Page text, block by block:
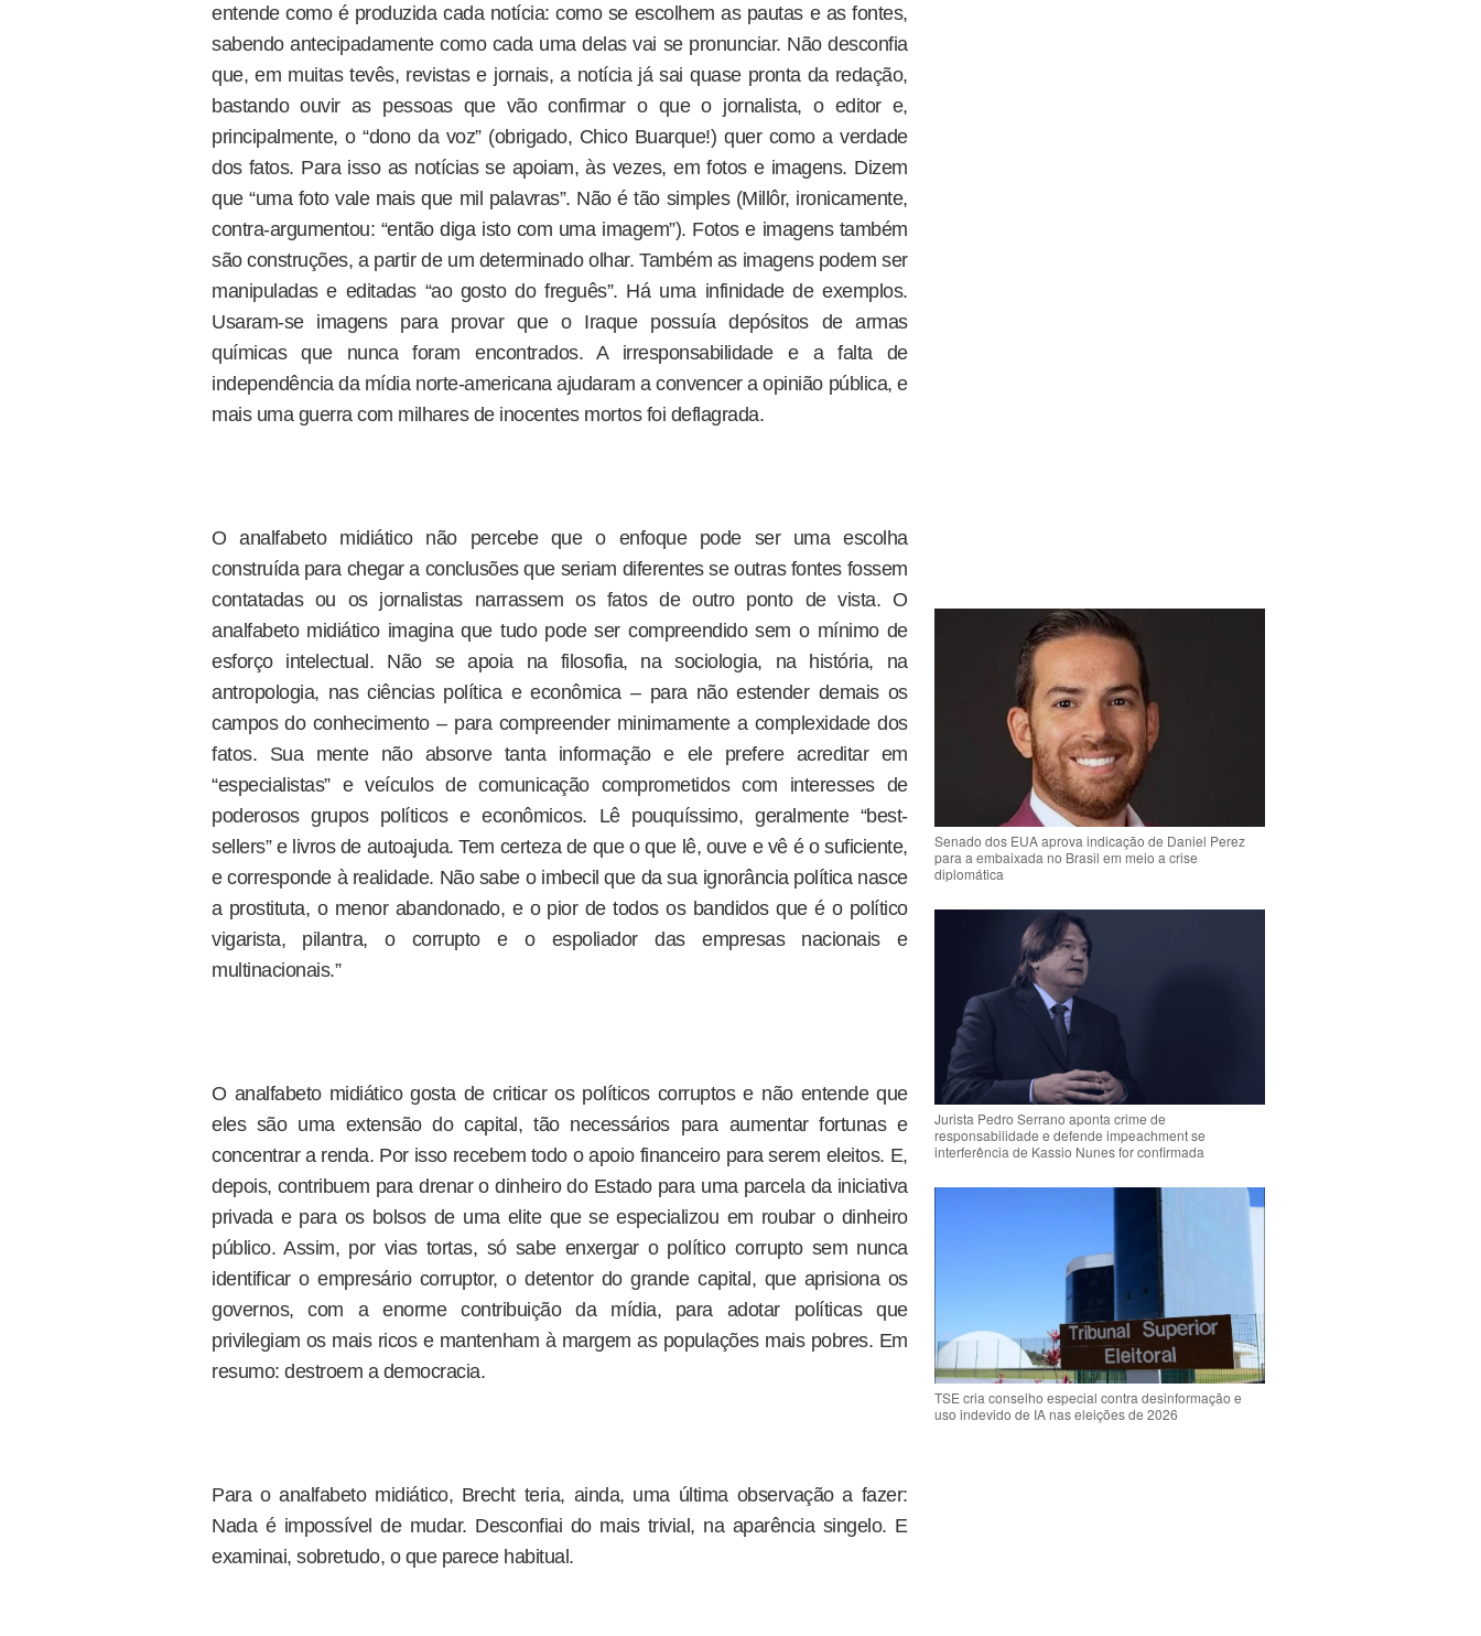
entende como é produzida cada notícia: como se escolhem as pautas e as fontes,
sabendo antecipadamente como cada uma delas vai se pronunciar. Não desconfia
que, em muitas tevês, revistas e jornais, a notícia já sai quase pronta da redação,
bastando ouvir as pessoas que vão confirmar o que o jornalista, o editor e,
principalmente, o “dono da voz” (obrigado, Chico Buarque!) quer como a verdade
dos fatos. Para isso as notícias se apoiam, às vezes, em fotos e imagens. Dizem
que “uma foto vale mais que mil palavras”. Não é tão simples (Millôr, ironicamente,
contra-argumentou: “então diga isto com uma imagem”). Fotos e imagens também
são construções, a partir de um determinado olhar. Também as imagens podem ser
manipuladas e editadas “ao gosto do freguês”. Há uma infinidade de exemplos.
Usaram-se imagens para provar que o Iraque possuía depósitos de armas
químicas que nunca foram encontrados. A irresponsabilidade e a falta de
independência da mídia norte-americana ajudaram a convencer a opinião pública, e
mais uma guerra com milhares de inocentes mortos foi deflagrada.
O analfabeto midiático não percebe que o enfoque pode ser uma escolha
construída para chegar a conclusões que seriam diferentes se outras fontes fossem
contatadas ou os jornalistas narrassem os fatos de outro ponto de vista. O
analfabeto midiático imagina que tudo pode ser compreendido sem o mínimo de
esforço intelectual. Não se apoia na filosofia, na sociologia, na história, na
antropologia, nas ciências política e econômica – para não estender demais os
campos do conhecimento – para compreender minimamente a complexidade dos
fatos. Sua mente não absorve tanta informação e ele prefere acreditar em
“especialistas” e veículos de comunicação comprometidos com interesses de
poderosos grupos políticos e econômicos. Lê pouquíssimo, geralmente “best-
sellers” e livros de autoajuda. Tem certeza de que o que lê, ouve e vê é o suficiente,
e corresponde à realidade. Não sabe o imbecil que da sua ignorância política nasce
a prostituta, o menor abandonado, e o pior de todos os bandidos que é o político
vigarista, pilantra, o corrupto e o espoliador das empresas nacionais e
multinacionais.”
O analfabeto midiático gosta de criticar os políticos corruptos e não entende que
eles são uma extensão do capital, tão necessários para aumentar fortunas e
concentrar a renda. Por isso recebem todo o apoio financeiro para serem eleitos. E,
depois, contribuem para drenar o dinheiro do Estado para uma parcela da iniciativa
privada e para os bolsos de uma elite que se especializou em roubar o dinheiro
público. Assim, por vias tortas, só sabe enxergar o político corrupto sem nunca
identificar o empresário corruptor, o detentor do grande capital, que aprisiona os
governos, com a enorme contribuição da mídia, para adotar políticas que
privilegiam os mais ricos e mantenham à margem as populações mais pobres. Em
resumo: destroem a democracia.
Para o analfabeto midiático, Brecht teria, ainda, uma última observação a fazer:
Nada é impossível de mudar. Desconfiai do mais trivial, na aparência singelo. E
examinai, sobretudo, o que parece habitual.
Senado dos EUA aprova indicação de Daniel Perez
para a embaixada no Brasil em meio a crise
diplomática
Jurista Pedro Serrano aponta crime de
responsabilidade e defende impeachment se
interferência de Kassio Nunes for confirmada
TSE cria conselho especial contra desinformação e
uso indevido de IA nas eleições de 2026